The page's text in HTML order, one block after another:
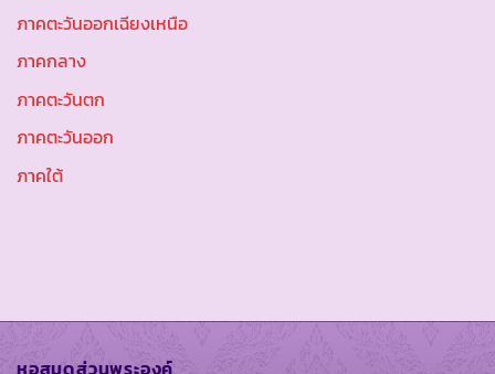
ภาคตะวันออกเฉียงเหนือ
ภาคกลาง
ภาคตะวันตก
ภาคตะวันออก
ภาคใต้
หอสมุดส่วนพระองค์